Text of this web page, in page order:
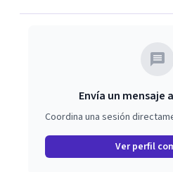
Envía un mensaje
Coordina una sesión
Ver perfil